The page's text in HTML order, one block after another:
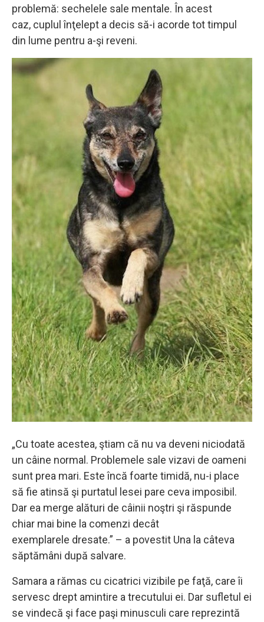
problemă: sechelele sale mentale. În acest
caz, cuplul înţelept a decis să-i acorde tot timpul
din lume pentru a-şi reveni.
„Cu toate acestea, ştiam că nu va deveni niciodată
un câine normal. Problemele sale vizavi de oameni
sunt prea mari. Este încă foarte timidă, nu-i place
să fie atinsă şi purtatul lesei pare ceva imposibil.
Dar ea merge alături de câinii noştri şi răspunde
chiar mai bine la comenzi decât
exemplarele dresate.” – a povestit Una la câteva
săptămâni după salvare.
Samara a rămas cu cicatrici vizibile pe faţă, care îi
servesc drept amintire a trecutului ei. Dar sufletul ei
se vindecă şi face paşi minusculi care reprezintă